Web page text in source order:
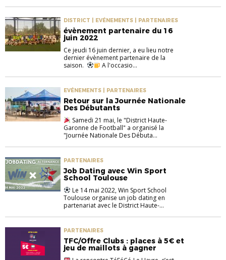
DISTRICT | EVÉNEMENTS | PARTENAIRES
évènement partenaire du 16
juin 2022
Ce jeudi 16 juin dernier, a eu lieu notre
dernier évènement partenaire de la
saison.
A l'occasio...
EVÉNEMENTS | PARTENAIRES
Retour sur la Journée Nationale
Des Débutants
Samedi 21 mai, le "District Haute-
Garonne de Football" a organisé la
"Journée Nationale Des Débuta...
PARTENAIRES
Job Dating avec Win Sport
School Toulouse
Le 14 mai 2022, Win Sport School
Toulouse organise un job dating en
partenariat avec le District Haute-...
PARTENAIRES
TFC/Offre Clubs : places à 5€ et
jeu de maillots à gagner